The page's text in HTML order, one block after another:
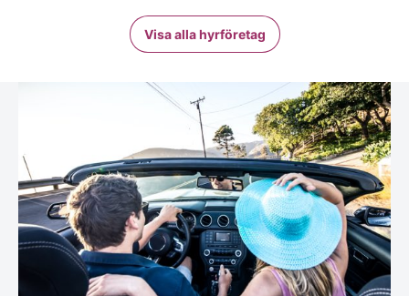
Visa alla hyrföretag